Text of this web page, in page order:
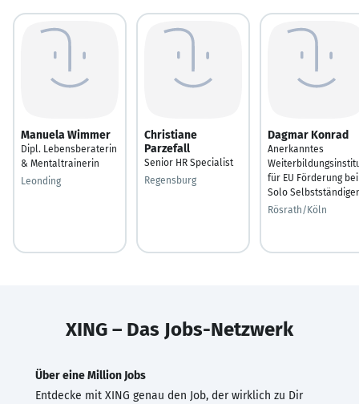
Manuela Wimmer
Dipl. Lebensberaterin
& Mentaltrainerin
Leonding
Christiane
Parzefall
Senior HR Specialist
Regensburg
Dagmar Konrad
Anerkanntes
für EU Förderung bei
Solo
Rösrath/Köln
XING – Das Jobs-Netzwerk
Über eine Million Jobs
Entdecke mit XING genau den Job, der wirklich zu Dir